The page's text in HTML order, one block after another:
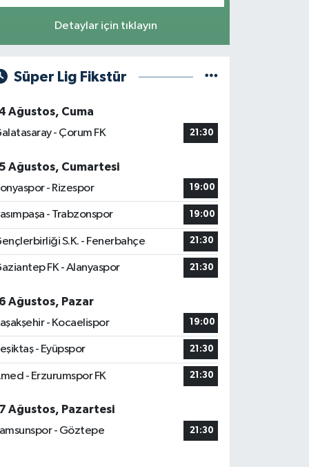
Detaylar için tıklayın
Süper Lig Fikstür
Ağustos, Cuma
- Çorum FK
21:30
Ağustos, Cumartesi
- Rizespor
19:00
- Trabzonspor 19:00
S.K. - Fenerbahçe 21:30
FK - Alanyaspor 21:30
Ağustos, Pazar
- Kocaelispor
19:00
- Eyüpspor 21:30
- Erzurumspor FK 21:30
Ağustos, Pazartesi
- Göztepe
21:30